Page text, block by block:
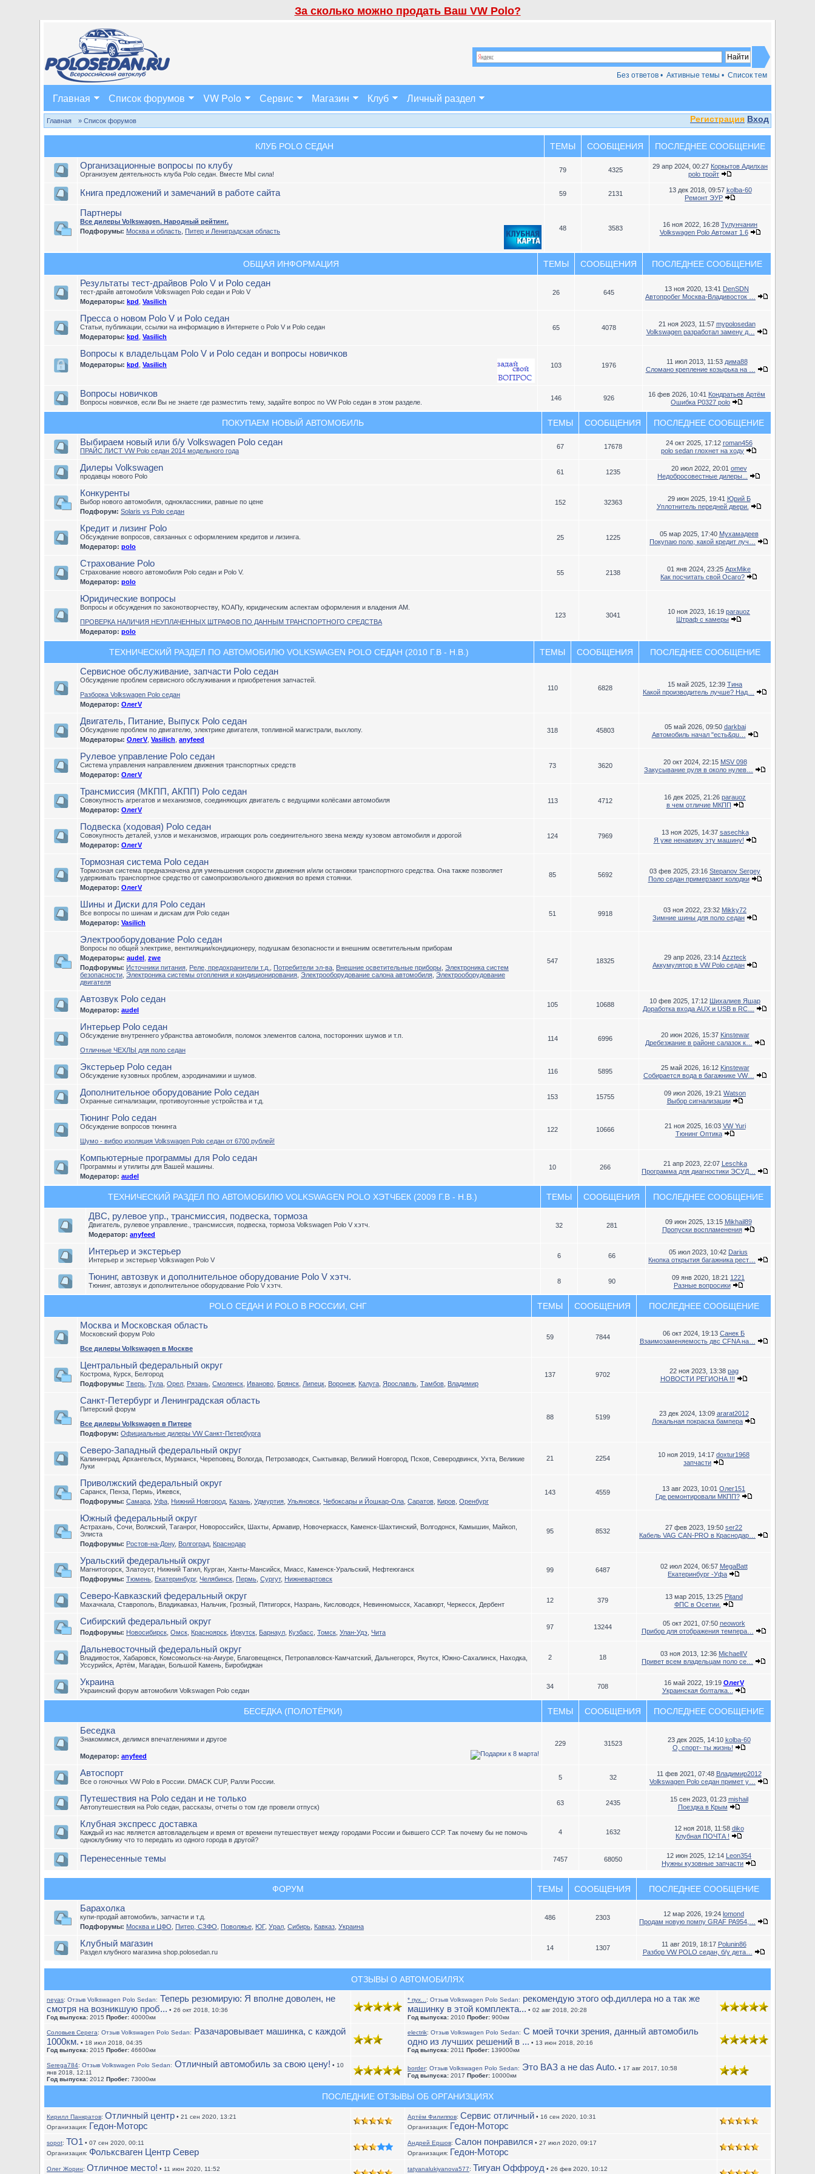
За сколько можно продать Ваш VW Polo?
Список тем
Активные темы •
Без ответов •
Главная Список форумов VW Polo Сервис Магазин Клуб Личный раздел
Регистрация Вход
Главная » Список форумов
КЛУБ POLO СЕДАН ТЕМЫ СООБЩЕНИЯ ПОСЛЕДНЕЕ СООБЩЕНИЕ
Организационные вопросы по клубу
Организуем деятельность клуба Polo седан. Вместе МЫ сила!
79 4325 29 апр 2024, 00:27 Коркытов Адилхан
polo тройт
Книга предложений и замечаний в работе сайта 59 2131 13 дек 2018, 09:57 kolba-60
Ремонт ЭУР
Партнеры
Все дилеры Volkswagen. Народный рейтинг.
Подфорумы: Москва и область Питер и Лениградская область 48 3583 16 ноя 2022, 16:28 Тулунчанин
Volkswagen Polo Автомат 1.6
ОБЩАЯ ИНФОРМАЦИЯ ТЕМЫ СООБЩЕНИЯ ПОСЛЕДНЕЕ СООБЩЕНИЕ
Результаты тест-драйвов Polo V и Polo седан
тест-драйв автомобиля Volkswagen Polo седан и Polo V
Модераторы: kpd Vasilich
26 645 13 ноя 2020, 13:41 DenSDN
Автопробег Москва-Владивосток …
Пресса о новом Polo V и Polo седан
Статьи, публикации, ссылки на информацию в Интернете о Polo V и Polo седан
Модераторы: kpd Vasilich
65 4078 21 ноя 2023, 11:57 mypolosedan
Volkswagen разработал замену д…
Вопросы к владельцам Polo V и Polo седан и вопросы новичков
Модераторы: kpd Vasilich 103 1976 11 июл 2013, 11:53 дима88
Сломано крепление козырька на …
Вопросы новичков
Вопросы новичков, если Вы не знаете где разместить тему, задайте вопрос по VW Polo седан в этом разделе.
146 926 16 фев 2026, 10:41 Кондратьев Артём
Ошибка P0327 polo
ПОКУПАЕМ НОВЫЙ АВТОМОБИЛЬ ТЕМЫ СООБЩЕНИЯ ПОСЛЕДНЕЕ СООБЩЕНИЕ
Выбираем новый или б/у Volkswagen Polo седан
ПРАЙС ЛИСТ VW Polo седан 2014 модельного года
67 17678 24 окт 2025, 17:12 roman456
polo sedan глохнет на ходу
Дилеры Volkswagen
продавцы нового Polo
61 1235 20 июл 2022, 20:01 omev
Недобросовестные дилеры...
Конкуренты
Выбор нового автомобиля, одноклассники, равные по цене
Подфорум: Solaris vs Polo седан
152 32363 29 июн 2025, 19:41 Юрий Б
Уплотнитель передней двери.
Кредит и лизинг Polo
Обсуждение вопросов, связанных с оформлением кредитов и лизинга.
Модератор: polo
25 1225 05 мар 2025, 17:40 Мухамадеев
Покупаю поло, какой кредит луч…
Страхование Polo
Страхование нового автомобиля Polo седан и Polo V.
Модератор: polo
55 2138 01 янв 2024, 23:25 ApxMike
Как посчитать свой Осаго?
Юридические вопросы
Вопросы и обсуждения по законотворчеству, КОАПу, юридическим аспектам оформления и владения АМ.
ПРОВЕРКА НАЛИЧИЯ НЕУПЛАЧЕННЫХ ШТРАФОВ ПО ДАННЫМ ТРАНСПОРТНОГО СРЕДСТВА
Модератор: polo
123 3041 10 ноя 2023, 16:19 parauoz
Штраф с камеры
ТЕХНИЧЕСКИЙ РАЗДЕЛ ПО АВТОМОБИЛЮ VOLKSWAGEN POLO СЕДАН (2010 Г.В - Н.В.) ТЕМЫ СООБЩЕНИЯ ПОСЛЕДНЕЕ СООБЩЕНИЕ
Сервисное обслуживание, запчасти Polo седан
Обсуждение проблем сервисного обслуживания и приобретения запчастей.
Разборка Volkswagen Polo седан
Модератор: ОлегV
110 6828 15 май 2025, 12:39 Тина
Какой производитель лучше? Над…
Двигатель, Питание, Выпуск Polo седан
Обсуждение проблем по двигателю, электрике двигателя, топливной магистрали, выхлопу.
Модераторы: ОлегV, Vasilich anyfeed
318 45803 05 май 2026, 09:50 darkbai
Автомобиль начал "есть&qu…
Рулевое управление Polo седан
Система управления направлением движения транспортных средств
Модератор: ОлегV
73 3620 20 окт 2024, 22:15 MSV 098
Закусывание руля в около нулев…
Трансмиссия (МКПП, АКПП) Polo седан
Совокупность агрегатов и механизмов, соединяющих двигатель с ведущими колёсами автомобиля
Модератор: ОлегV
113 4712 16 дек 2025, 21:26 parauoz
в чем отличие МКПП
Подвеска (ходовая) Polo седан
Совокупность деталей, узлов и механизмов, играющих роль соединительного звена между кузовом автомобиля и дорогой
Модератор: ОлегV
124 7969 13 ноя 2025, 14:37 sasechka
Я уже ненавижу эту машину!
Тормозная система Polo седан
Тормозная система предназначена для уменьшения скорости движения и/или остановки транспортного средства. Она также позволяет
удерживать транспортное средство от самопроизвольного движения во время стоянки.
Модератор: ОлегV
85 5692 03 фев 2025, 23:16 Stepanov Sergey
Поло седан примерзают колодки
Шины и Диски для Polo седан
Все вопросы по шинам и дискам для Polo седан
Модератор: Vasilich
51 9918 03 ноя 2022, 23:32 Mikky72
Зимние шины для поло седан
Электрооборудование Polo седан
Вопросы по общей электрике, вентиляции/кондиционеру, подушкам безопасности и внешним осветительным приборам
Модераторы: audel zwe
Подфорумы: Источники питания Реле, предохранители т.д. Потребители эл-ва Внешние осветительные приборы Электроника систем
безопасности Электроника системы отопления и кондиционирования Электрооборудование салона автомобиля Электрооборудование
двигателя
547 18325 29 апр 2026, 23:14 Azzteck
Аккумулятор в VW Polo седан
Автозвук Polo седан
Модератор: audel
105 10688 10 фев 2025, 17:12 Шихалиев Яшар
Доработка входа AUX и USB в RC…
Интерьер Polo седан
Обсуждение внутреннего убранства автомобиля, поломок элементов салона, посторонних шумов и т.п.
Отличные ЧЕХЛЫ для поло седан
114 6996 20 июн 2026, 15:37 Kinstewar
Дребезжание в районе салазок к…
Экстерьер Polo седан
Обсуждение кузовных проблем, аэродинамики и шумов.
116 5895 25 май 2026, 16:12 Kinstewar
Собирается вода в багажнике VW…
Дополнительное оборудование Polo седан
Охранные сигнализации, противоугонные устройства и т.д.
153 15755 09 июл 2026, 19:21 Watson
Выбор сигнализации
Тюнинг Polo седан
Обсуждение вопросов тюнинга
Шумо - вибро изоляция Volkswagen Polo седан от 6700 рублей!
122 10666 21 ноя 2025, 16:03 VW Yuri
Тюнинг Оптика
Компьютерные программы для Polo седан
Программы и утилиты для Вашей машины.
Модератор: audel
10 266 21 апр 2023, 22:07 Leschka
Программа для диагностики ЭСУД…
ТЕХНИЧЕСКИЙ РАЗДЕЛ ПО АВТОМОБИЛЮ VOLKSWAGEN POLO ХЭТЧБЕК (2009 Г.В - Н.В.) ТЕМЫ СООБЩЕНИЯ ПОСЛЕДНЕЕ СООБЩЕНИЕ
ДВС, рулевое упр., трансмиссия, подвеска, тормоза
Двигатель, рулевое управление., трансмиссия, подвеска, тормоза Volkswagen Polo V хэтч.
Модератор: anyfeed
32 281 09 июн 2025, 13:15 Mikhail89
Пропуски воспламенения
Интерьер и экстерьер
Интерьер и экстерьер Volkswagen Polo V
6 66 05 июл 2023, 10:42 Darius
Кнопка открытия багажника рест…
Тюнинг, автозвук и дополнительное оборудование Polo V хэтч.
Тюнинг, автозвук и дополнительное оборудование Polo V хэтч.
8 90 09 янв 2020, 18:21 1221
Разные вопросики
POLO СЕДАН И POLO В РОССИИ, СНГ ТЕМЫ СООБЩЕНИЯ ПОСЛЕДНЕЕ СООБЩЕНИЕ
Москва и Московская область
Московский форум Polo
Все дилеры Volkswagen в Москве
59 7844 06 окт 2024, 19:13 Санек Б
Взаимозаменяемость двс CFNA на…
Центральный федеральный округ
Кострома, Курск, Белгород
Подфорумы: Тверь Тула Орел Рязань Смоленск Иваново Брянск Липецк Воронеж Калуга Ярославль Тамбов Владимир
137 9702 22 ноя 2023, 13:38 pag
НОВОСТИ РЕГИОНА !!!
Санкт-Петербург и Ленинградская область
Питерский форум
Все дилеры Volkswagen в Питере
Подфорум: Официальные дилеры VW Санкт-Петербурга
88 5199 23 дек 2024, 13:09 ararat2012
Локальная покраска бампера
Северо-Западный федеральный округ
Калининград, Архангельск, Мурманск, Череповец, Вологда, Петрозаводск, Сыктывкар, Великий Новгород, Псков, Северодвинск, Ухта, Великие
Луки
21 2254 10 ноя 2019, 14:17 doxtur1968
запчасти
Приволжский федеральный округ
Саранск, Пенза, Пермь, Ижевск,
Подфорумы: Самара Уфа Нижний Новгород Казань Удмуртия Ульяновск Чебоксары и Йошкар-Ола Саратов Киров Оренбург
143 4559 13 авг 2023, 10:01 Олег151
Где ремонтировали МКПП?
Южный федеральный округ
Астрахань, Сочи, Волжский, Таганрог, Новороссийск, Шахты, Армавир, Новочеркасск, Каменск-Шахтинский, Волгодонск, Камышин, Майкоп,
Элиста
Подфорумы: Ростов-на-Дону, Волгоград Краснодар
95 8532 27 фев 2023, 19:50 ser22
Кабель VAG CAN-PRO в Краснодар…
Уральский федеральный округ
Магнитогорск, Златоуст, Нижний Тагил, Курган, Ханты-Мансийск, Миасс, Каменск-Уральский, Нефтеюганск
Подфорумы: Тюмень Екатеринбург, Челябинск Пермь Сургут, Нижневартовск
99 6487 02 июл 2024, 06:57 MegaBatt
Екатеринбург -Уфа
Северо-Кавказский федеральный округ
Махачкала, Ставрополь, Владикавказ, Нальчик, Грозный, Пятигорск, Назрань, Кисловодск, Невинномысск, Хасавюрт, Черкесск, Дербент
12 379 13 мар 2015, 13:25 Pitand
ФПС в Осетии.
Сибирский федеральный округ
Подфорумы: Новосибирск Омск Красноярск Иркутск Барнаул Кузбасс Томск Улан-Удэ Чита
97 13244 05 окт 2021, 07:50 neowork
Прибор для отображения темпера…
Дальневосточный федеральный округ
Владивосток, Хабаровск, Комсомольск-на-Амуре, Благовещенск, Петропавловск-Камчатский, Дальнегорск, Якутск, Южно-Сахалинск, Находка,
Уссурийск, Артём, Магадан, Большой Камень, Биробиджан
2 18 03 ноя 2013, 12:36 MichaelIV
Привет всем владельцам поло се…
Украина
Украинский форум автомобиля Volkswagen Polo седан
34 708 16 май 2022, 19:19 ОлегV
Украинская болталка...
БЕСЕДКА (ПОЛОТЁРКИ) ТЕМЫ СООБЩЕНИЯ ПОСЛЕДНЕЕ СООБЩЕНИЕ
Беседка
Знакомимся, делимся впечатлениями и другое
Модератор: anyfeed
229 31523 23 дек 2025, 14:10 kolba-60
О, спорт- ты жизнь!
Автоспорт
Все о гоночных VW Polo в России. DMACK CUP, Ралли России.
5 32 11 фев 2021, 07:48 Владимир2012
Volkswagen Polo седан примет у…
Путешествия на Polo седан и не только
Автопутешествия на Polo седан, рассказы, отчеты о том где провели отпуск)
63 2435 15 сен 2023, 01:23 mishail
Поездка в Крым
Клубная экспресс доставка
Каждый из нас является автовладельцем и время от времени путешествует между городами России и бывшего ССР. Так почему бы не помочь
одноклубнику что то передать из одного города в другой?
4 1632 12 ноя 2018, 11:58 diko
Клубная ПОЧТА !
Перенесенные темы 7457 68050 12 июн 2025, 12:14 Leon354
Нужны кузовные запчасти
ФОРУМ ТЕМЫ СООБЩЕНИЯ ПОСЛЕДНЕЕ СООБЩЕНИЕ
Барахолка
купи-продай автомобиль, запчасти и т.д.
Подфорумы: Москва и ЦФО Питер, СЗФО Поволжье ЮГ, Урал Сибирь Кавказ Украина
486 2303 12 мар 2026, 19:24 lomond
Продам новую помпу GRAF PA954,…
Клубный магазин
Раздел клубного магазина shop.polosedan.ru
14 1307 11 авг 2019, 18:17 Polunin86
Разбор VW POLO седан, б/у дета…
ОТЗЫВЫ О АВТОМОБИЛЯХ
neyas: Отзыв Volkswagen Polo Sedan: Теперь резюмирую: Я вполне доволен, не
смотря на возникшую проб... • 26 окт 2018, 10:36
Год выпуска: 2015 Пробег: 40000км
* пух... : Отзыв Volkswagen Polo Sedan: рекомендую этого оф.диллера но а так же
машинку в этой комплекта... • 02 авг 2018, 20:28
Год выпуска: 2010 Пробег: 900км
Соловьев Серега: Отзыв Volkswagen Polo Sedan: Разачаровывает машинка, с каждой
1000км. • 18 июл 2018, 04:35
Год выпуска: 2015 Пробег: 46600км
electrik: Отзыв Volkswagen Polo Sedan: С моей точки зрения, данный автомобиль
одно из лучших решений в ... • 13 июн 2018, 20:16
Год выпуска: 2011 Пробег: 139000км
Serega784: Отзыв Volkswagen Polo Sedan: Отличный автомобиль за свою цену! • 10
янв 2018, 12:11
Год выпуска: 2012 Пробег: 73000км
border: Отзыв Volkswagen Polo Sedan: Это ВАЗ а не das Auto. • 17 авг 2017, 10:58
Год выпуска: 2017 Пробег: 10000км
ПОСЛЕДНИЕ ОТЗЫВЫ ОБ ОРГАНИЗЦИЯХ
Кирилл Панкратов: Отличный центр • 21 сен 2020, 13:21
Организация: Гедон-Моторс
Артём Филиппов: Сервис отличный • 16 сен 2020, 10:31
Организация: Гедон-Моторс
sopot: ТО1 • 07 сен 2020, 00:11
Организация: Фольксваген Центр Север
Андрей Ершов: Салон понравился • 27 июл 2020, 09:17
Организация: Гедон-Моторс
Олег Жорин: Отличное место! • 11 июн 2020, 11:52 tatyanalukiyanova577: Тигуан Оффроуд • 26 фев 2020, 10:12